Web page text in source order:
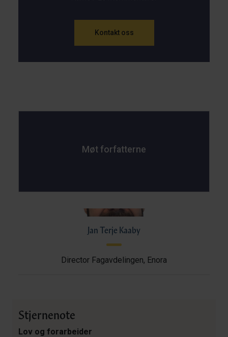
Kontakt oss
Møt forfatterne
Jan Terje Kaaby
Director Fagavdelingen, Enora
Stjernenote
Lov og forarbeider